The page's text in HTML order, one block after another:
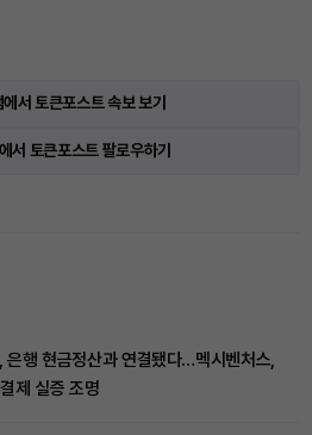
서 토큰포스트 속보 보기
서 토큰포스트 팔로우하기
은행 현금정산과 연결됐다…멕시벤처스,
제 실증 조명